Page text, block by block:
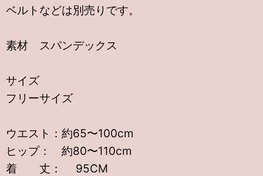
ベルトなどは別売りです。
素材 スパンデックス
サイズ
フリーサイズ
ウエスト：約65〜100cm
ヒップ： 約80〜110cm
着 丈： 95CM